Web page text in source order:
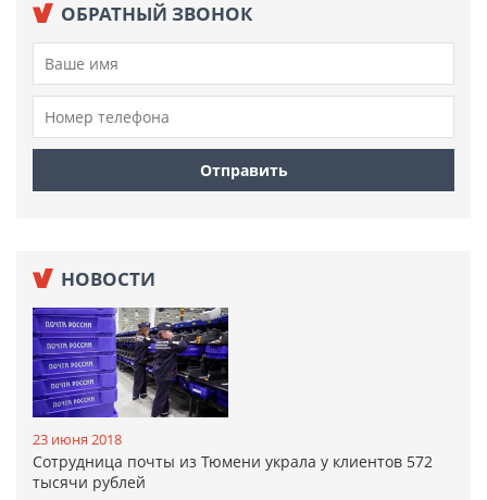
ОБРАТНЫЙ ЗВОНОК
НОВОСТИ
23 июня 2018
Сотрудница почты из Тюмени украла у клиентов 572
тысячи рублей